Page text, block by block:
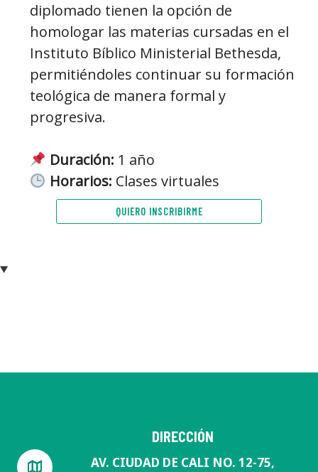
diplomado tienen la opción de
homologar las materias cursadas en el
Instituto Bíblico Ministerial Bethesda,
permitiéndoles continuar su formación
teológica de manera formal y
progresiva.
Duración: 1 año
Horarios: Clases virtuales
QUIERO INSCRIBIRME
DIRECCIÓN
AV. CIUDAD DE CALI NO. 12-75,